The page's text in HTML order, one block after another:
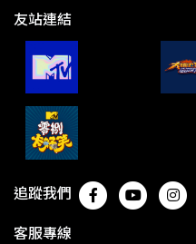
友站連結
追蹤我們
客服專線